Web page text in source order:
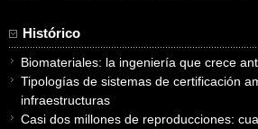
Histórico
Biomateriales: la ingeniería que crece
Tipologías de sistemas de certificación
infraestructuras
Casi dos millones de reproducciones: